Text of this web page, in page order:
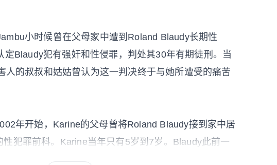
小时候曾在父母家中遭到Roland Blaudy长期性
Blaudy犯有强奸和性侵罪，判处其30年有期徒刑。当
人的叔叔和姑姑曾认为这一判决终于与她所遭受的痛苦
年开始，Karine的父母曾将Roland Blaudy接到家中居
犯罪前科。Karine当年只有5岁到7岁。Blaudy此前一
认曾对Karine实施性侵和强奸。